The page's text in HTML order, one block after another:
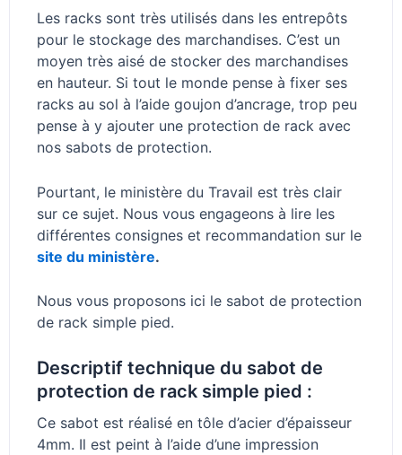
Les racks sont très utilisés dans les entrepôts
pour le stockage des marchandises. C’est un
moyen très aisé de stocker des marchandises
en hauteur. Si tout le monde pense à fixer ses
racks au sol à l’aide goujon d’ancrage, trop peu
pense à y ajouter une protection de rack avec
nos sabots de protection.
Pourtant, le ministère du Travail est très clair
sur ce sujet. Nous vous engageons à lire les
différentes consignes et recommandation sur le
site du ministère.
Nous vous proposons ici le sabot de protection
de rack simple pied.
Descriptif technique du sabot de
protection de rack simple pied :
Ce sabot est réalisé en tôle d’acier d’épaisseur
4mm. Il est peint à l’aide d’une impression